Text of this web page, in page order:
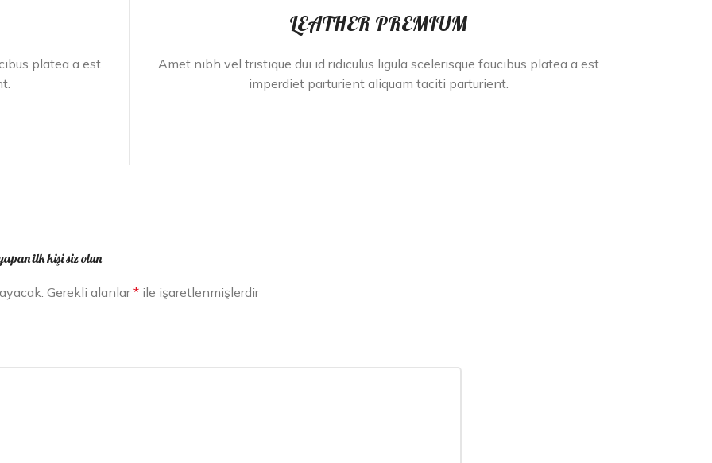
platea a est
LEATHER PREMIUM
Amet nibh vel tristique dui id ridiculus ligula scelerisque faucibus platea a est
imperdiet parturient aliquam taciti parturient.
ilk kişi siz olun
Gerekli alanlar* ile işaretlenmişlerdir